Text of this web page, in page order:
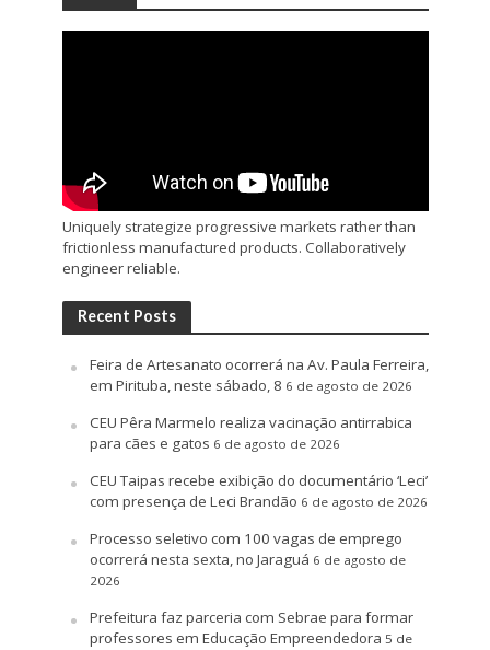
Uniquely strategize progressive markets rather than
frictionless manufactured products. Collaboratively
engineer reliable.
Recent Posts
Feira de Artesanato ocorrerá na Av. Paula Ferreira,
em Pirituba, neste sábado, 8 6 de agosto de 2026
CEU Pêra Marmelo realiza vacinação antirrabica
para cães e gatos 6 de agosto de 2026
CEU Taipas recebe exibição do documentário ‘Leci’
com presença de Leci Brandão 6 de agosto de 2026
Processo seletivo com 100 vagas de emprego
ocorrerá nesta sexta, no Jaraguá 6 de agosto de
2026
Prefeitura faz parceria com Sebrae para formar
professores em Educação Empreendedora 5 de